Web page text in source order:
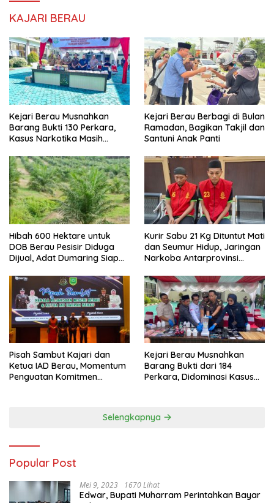
KAJARI BERAU
Kejari Berau Musnahkan
Barang Bukti 130 Perkara,
Kasus Narkotika Masih
Kejari Berau Berbagi di Bulan
Ramadan, Bagikan Takjil dan
Santuni Anak Panti
Hibah 600 Hektare untuk
DOB Berau Pesisir Diduga
Dijual, Adat Dumaring Siap
Kurir Sabu 21 Kg Dituntut Mati
dan Seumur Hidup, Jaringan
Narkoba Antarprovinsi
Pisah Sambut Kajari dan
Ketua IAD Berau, Momentum
Penguatan Komitmen
Kejari Berau Musnahkan
Barang Bukti dari 184
Perkara, Didominasi Kasus
Selengkapnya
Popular Post
Mei 9, 2023 1670 Lihat
Edwar, Bupati Muharram Perintahkan Bayar